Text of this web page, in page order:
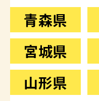
青森県
宮城県
山形県